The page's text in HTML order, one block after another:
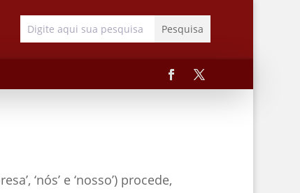
‘nós’ e ‘nosso’) procede,